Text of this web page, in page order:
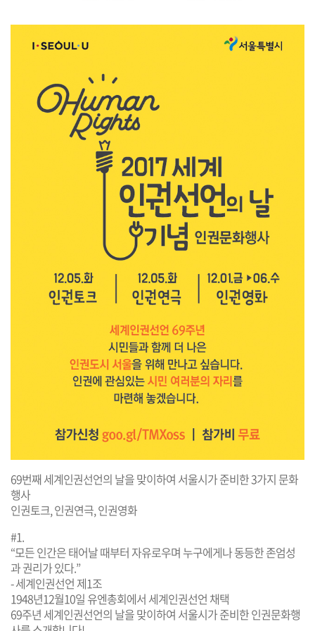
69번째 세계인권선언의 날을 맞이하여 서울시가 준비한 3가지 문화
행사
인권토크, 인권연극, 인권영화
#1.
“모든 인간은 태어날 때부터 자유로우며 누구에게나 동등한 존엄성
과 권리가 있다.”
- 세계인권선언 제1조
1948년12월10일 유엔총회에서 세계인권선언 채택
69주년 세계인권선언의 날을 맞이하여 서울시가 준비한 인권문화행